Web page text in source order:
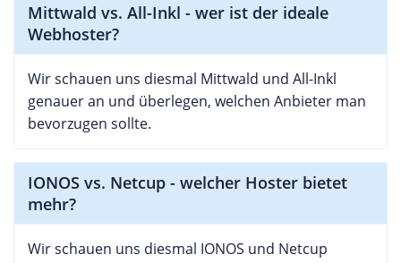
Mittwald vs. All-Inkl - wer ist der ideale
Webhoster?
Wir schauen uns diesmal Mittwald und All-Inkl
genauer an und überlegen, welchen Anbieter man
bevorzugen sollte.
IONOS vs. Netcup - welcher Hoster bietet
mehr?
Wir schauen uns diesmal IONOS und Netcup